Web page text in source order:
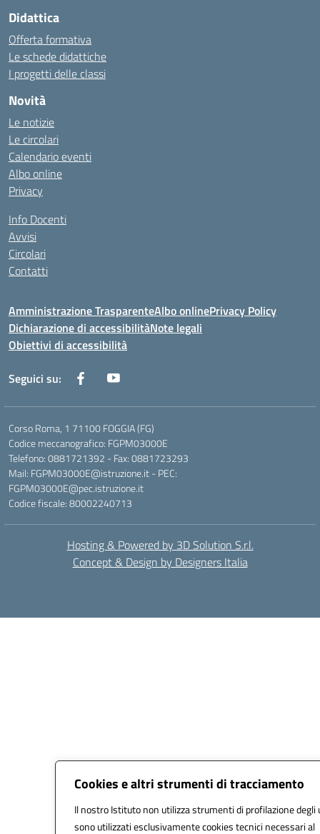
Cookies e altri strumenti di tracciamento
Il nostro Istituto non utilizza strumenti di profilazione
sono utilizzati esclusivamente cookies tecnici necessari al
Didattica
Offerta formativa
Le schede didattiche
I progetti delle classi
Novità
Le notizie
Le circolari
Calendario eventi
Albo online
Privacy
Info Docenti
Avvisi
Circolari
Contatti
Amministrazione TrasparenteAlbo onlinePrivacy Policy
Dichiarazione di accessibilitàNote legali
Obiettivi di accessibilità
Seguici su:
Corso Roma, 1 71100 FOGGIA (FG)
Codice meccanografico: FGPM03000E
Telefono: 0881721392 - Fax: 0881723293
Mail: FGPM03000E@istruzione.it - PEC:
FGPM03000E@pec.istruzione.it
Codice fiscale: 80002240713
Hosting & Powered by 3D Solution S.r.l.
Concept & Design by Designers Italia